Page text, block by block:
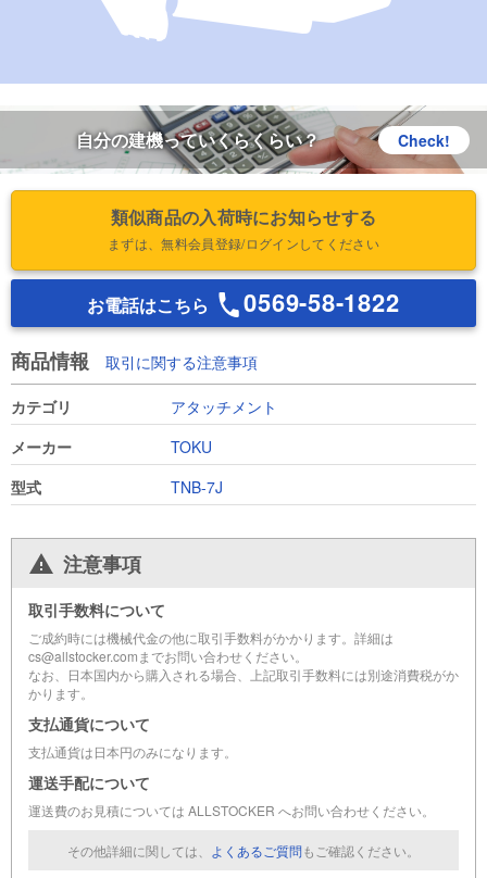
自分の建機っていくらくらい？ Check!
類似商品の入荷時にお知らせする
まずは、無料会員登録/ログインしてください
お電話はこちら 0569-58-1822
商品情報 取引に関する注意事項
カテゴリ
アタッチメント
メーカー
TOKU
型式
TNB-7J
注意事項
取引手数料について
ご成約時には機械代金の他に取引手数料がかかります。詳細は
cs@allstocker.comまでお問い合わせください。
なお、日本国内から購入される場合、上記取引手数料には別途消費税がか
かります。
支払通貨について
支払通貨は日本円のみになります。
運送手配について
運送費のお見積については ALLSTOCKER へお問い合わせください。
その他詳細に関しては、 よくあるご質問もご確認ください。